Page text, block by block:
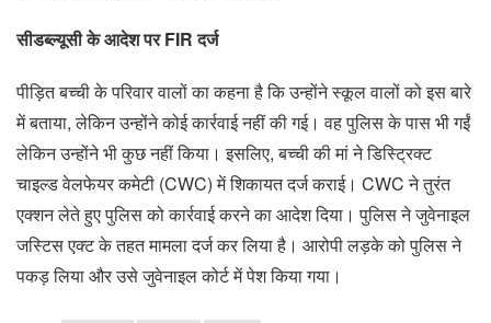
सीडब्ल्यूसी के आदेश पर FIR दर्ज
पीड़ित बच्ची के परिवार वालों का कहना है कि उन्होंने स्कूल वालों को इस बारे
में बताया, लेकिन उन्होंने कोई कार्रवाई नहीं की गई। वह पुलिस के पास भी गईं
लेकिन उन्होंने भी कुछ नहीं किया। इसलिए, बच्ची की मां ने डिस्ट्रिक्ट
चाइल्ड वेलफेयर कमेटी (CWC) में शिकायत दर्ज कराई। CWC ने तुरंत
एक्शन लेते हुए पुलिस को कार्रवाई करने का आदेश दिया। पुलिस ने जुवेनाइल
जस्टिस एक्ट के तहत मामला दर्ज कर लिया है। आरोपी लड़के को पुलिस ने
पकड़ लिया और उसे जुवेनाइल कोर्ट में पेश किया गया।